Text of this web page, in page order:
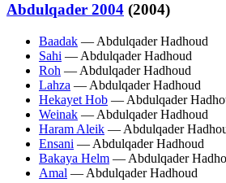
Abdulqader 2004 (2004)
Baadak — Abdulqader Hadhoud
Sahi — Abdulqader Hadhoud
Roh — Abdulqader Hadhoud
Lahza — Abdulqader Hadhoud
Hekayet Hob — Abdulqader
Weinak — Abdulqader Hadhoud
Haram Aleik — Abdulqader
Ensani — Abdulqader Hadhoud
Bakaya Helm — Abdulqader
Amal — Abdulqader Hadhoud